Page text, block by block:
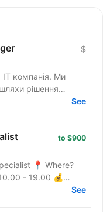
$
компанія. Ми
рішення
хмарні сервісиSee
to $900
📍 Where?
- 19.00 💰
tech company
See